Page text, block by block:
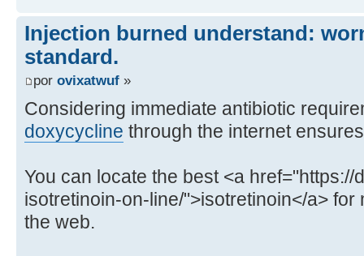
Injection burned understand:
standard.
por ovixatwuf »
Considering immediate antibiotic
doxycycline through the internet
You can locate the best <a
isotretinoin-on-line/">isotretinoin</a>
the web.